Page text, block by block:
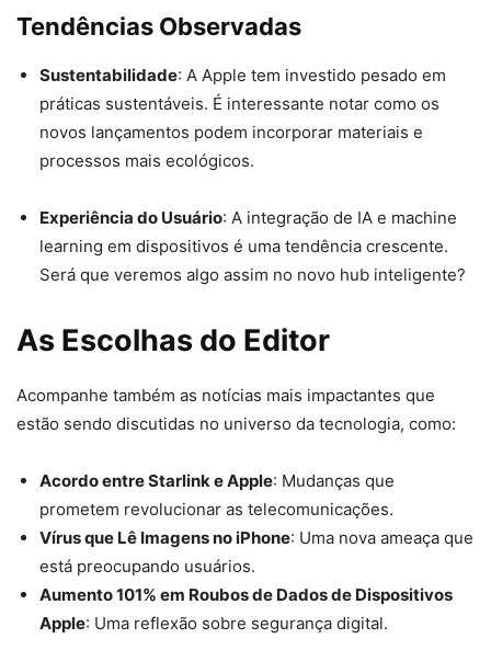
Tendências Observadas
Sustentabilidade: A Apple tem investido pesado em
práticas sustentáveis. É interessante notar como os
novos lançamentos podem incorporar materiais e
processos mais ecológicos.
Experiência do Usuário: A integração de IA e machine
learning em dispositivos é uma tendência crescente.
Será que veremos algo assim no novo hub inteligente?
As Escolhas do Editor
Acompanhe também as notícias mais impactantes que
estão sendo discutidas no universo da tecnologia, como:
Acordo entre Starlink e Apple: Mudanças que
prometem revolucionar as telecomunicações.
Vírus que Lê Imagens no iPhone: Uma nova ameaça que
está preocupando usuários.
Aumento 101% em Roubos de Dados de Dispositivos
Apple: Uma reflexão sobre segurança digital.